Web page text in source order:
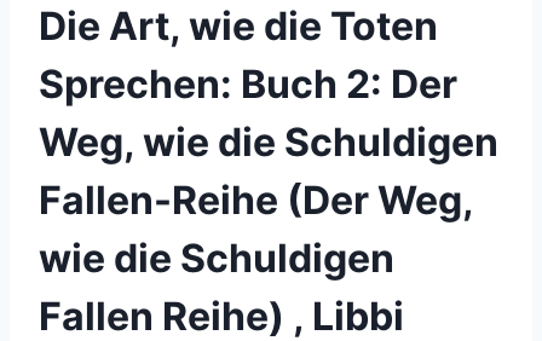
Die Art, wie die Toten
Sprechen: Buch 2: Der
Weg, wie die Schuldigen
Fallen-Reihe (Der Weg,
wie die Schuldigen
Fallen Reihe) , Libbi